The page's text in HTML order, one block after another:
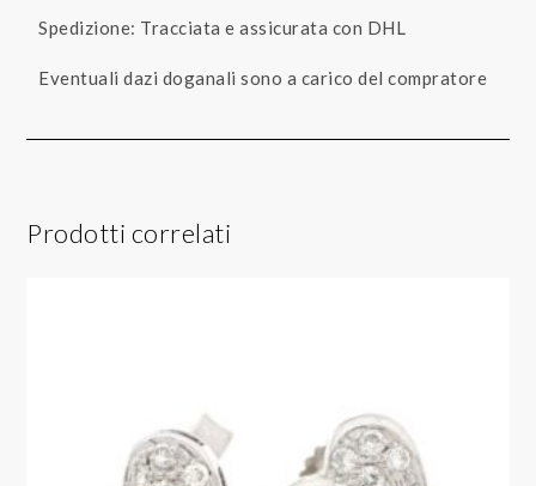
Spedizione: Tracciata e assicurata con DHL
Eventuali dazi doganali sono a carico del compratore
Prodotti correlati